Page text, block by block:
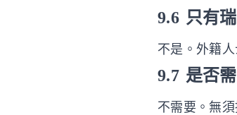
9.6 只有
不是。外籍
9.7 是否
不需要。無